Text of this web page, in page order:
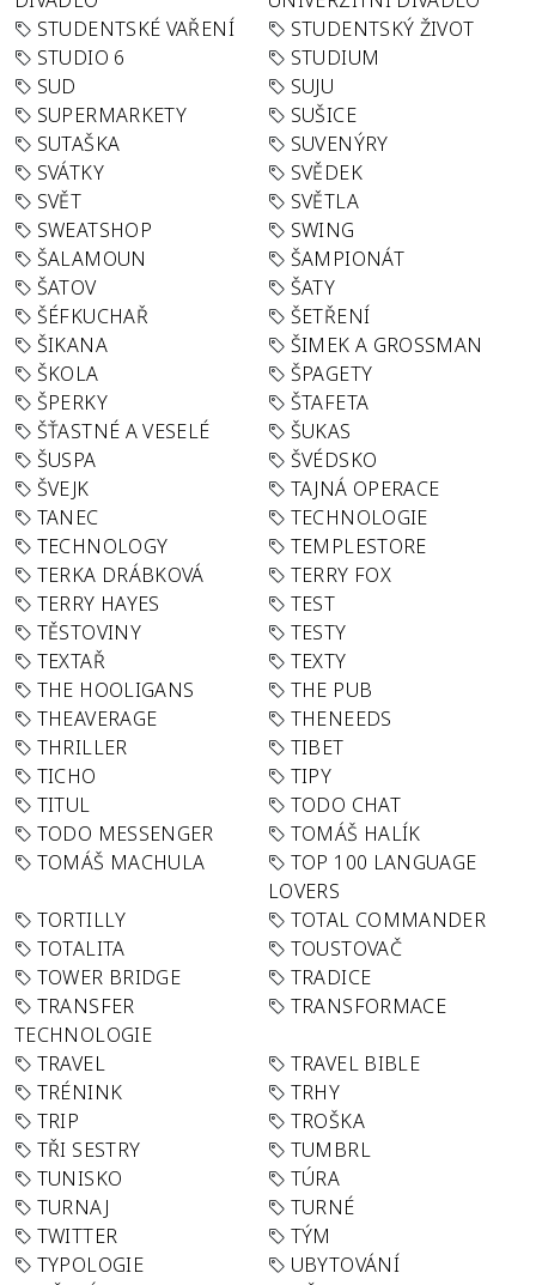
STUDENTSKÉ VAŘENÍ
STUDENTSKÝ ŽIVOT
STUDIO 6
STUDIUM
SUD
SUJU
SUPERMARKETY
SUŠICE
SUTAŠKA
SUVENÝRY
SVÁTKY
SVĚDEK
SVĚT
SVĚTLA
SWEATSHOP
SWING
ŠALAMOUN
ŠAMPIONÁT
ŠATOV
ŠATY
ŠÉFKUCHAŘ
ŠETŘENÍ
ŠIKANA
ŠIMEK A GROSSMAN
ŠKOLA
ŠPAGETY
ŠPERKY
ŠTAFETA
ŠŤASTNÉ A VESELÉ
ŠUKAS
ŠUSPA
ŠVÉDSKO
ŠVEJK
TAJNÁ OPERACE
TANEC
TECHNOLOGIE
TECHNOLOGY
TEMPLESTORE
TERKA DRÁBKOVÁ
TERRY FOX
TERRY HAYES
TEST
TĚSTOVINY
TESTY
TEXTAŘ
TEXTY
THE HOOLIGANS
THE PUB
THEAVERAGE
THENEEDS
THRILLER
TIBET
TICHO
TIPY
TITUL
TODO CHAT
TODO MESSENGER
TOMÁŠ HALÍK
TOMÁŠ MACHULA
TOP 100 LANGUAGE
LOVERS
TORTILLY
TOTAL COMMANDER
TOTALITA
TOUSTOVAČ
TOWER BRIDGE
TRADICE
TRANSFER
TECHNOLOGIE
TRANSFORMACE
TRAVEL
TRAVEL BIBLE
TRÉNINK
TRHY
TRIP
TROŠKA
TŘI SESTRY
TUMBRL
TUNISKO
TÚRA
TURNAJ
TURNÉ
TWITTER
TÝM
TYPOLOGIE
UBYTOVÁNÍ